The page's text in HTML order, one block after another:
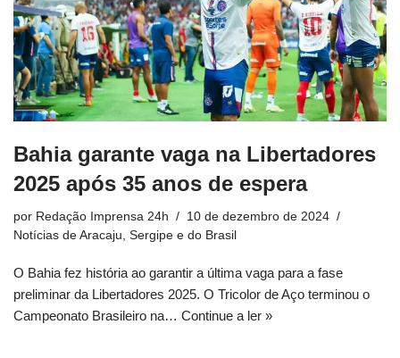
Bahia garante vaga na Libertadores
2025 após 35 anos de espera
por Redação Imprensa 24h
10 de dezembro de 2024
Notícias de Aracaju, Sergipe e do Brasil
O Bahia fez história ao garantir a última vaga para a fase
preliminar da Libertadores 2025. O Tricolor de Aço terminou o
Campeonato Brasileiro na… Continue a ler »